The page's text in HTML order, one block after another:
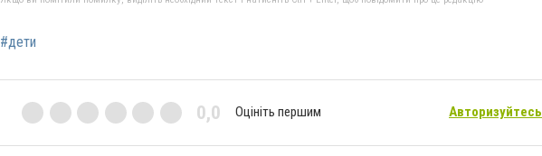
#дети
0,0 Оцініть першим Авторизуйтесь